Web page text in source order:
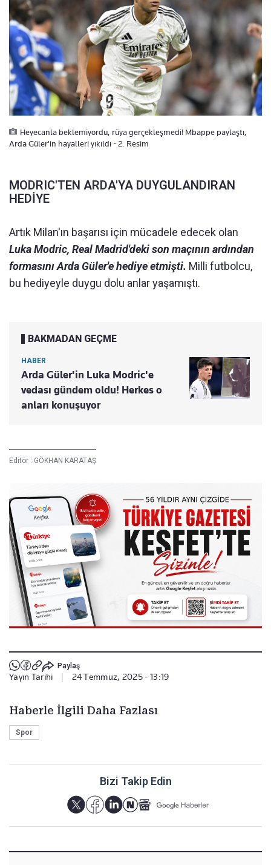
Heyecanla beklemiyordu, rüya gerçekleşmedi! Mbappe paylaştı,
Arda Güler'in hayalleri yıkıldı - 2. Resim
MODRIC'TEN ARDA'YA DUYGULANDIRAN
HEDİYE
Artık Milan'ın başarısı için mücadele edecek olan
Luka Modric, Real Madrid'deki son maçının ardından
formasını Arda Güler'e hediye etmişti. Milli futbolcu,
bu hediyeyle duygu dolu anlar yaşamıştı.
BAKMADAN GEÇME
HABER
Arda Güler'in Luka Modric'e
vedası gündem oldu! Herkes o
anları konuşuyor
Editör : GÖKHAN KARATAŞ
Paylaş
Yayın Tarihi 24 Temmuz, 2025 - 13:19
Haberle İlgili Daha Fazlası
Spor
Bizi Takip Edin